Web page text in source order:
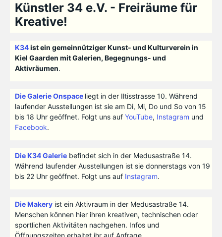
Künstler 34 e.V. - Freiräume für
Kreative!
K34ist ein gemeinnütziger Kunst- und Kulturverein in
Kiel Gaarden mit Galerien, Begegnungs- und
Aktivräumen.
Die Galerie Onspace liegt in der Iltisstrasse 10. Während
laufender Ausstellungen ist sie am Di, Mi, Do und So von 15
bis 18 Uhr geöffnet. Folgt uns auf YouTube, Instagram und
Facebook.
Die K34 Galeriebefindet sich in der Medusastraße 14.
Während laufender Ausstellungen ist sie donnerstags von 19
bis 22 Uhr geöffnet. Folgt uns auf Instagram.
Die Makeryist ein Aktivraum in der Medusastraße 14.
Menschen können hier ihren kreativen, technischen oder
sportlichen Aktivitäten nachgehen. Infos und
Öffnungszeiten erhaltet ihr auf Anfrage.